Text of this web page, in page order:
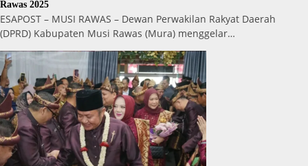
Rawas 2025
ESAPOST – MUSI RAWAS – Dewan Perwakilan Rakyat Daerah
(DPRD) Kabupaten Musi Rawas (Mura) menggelar…